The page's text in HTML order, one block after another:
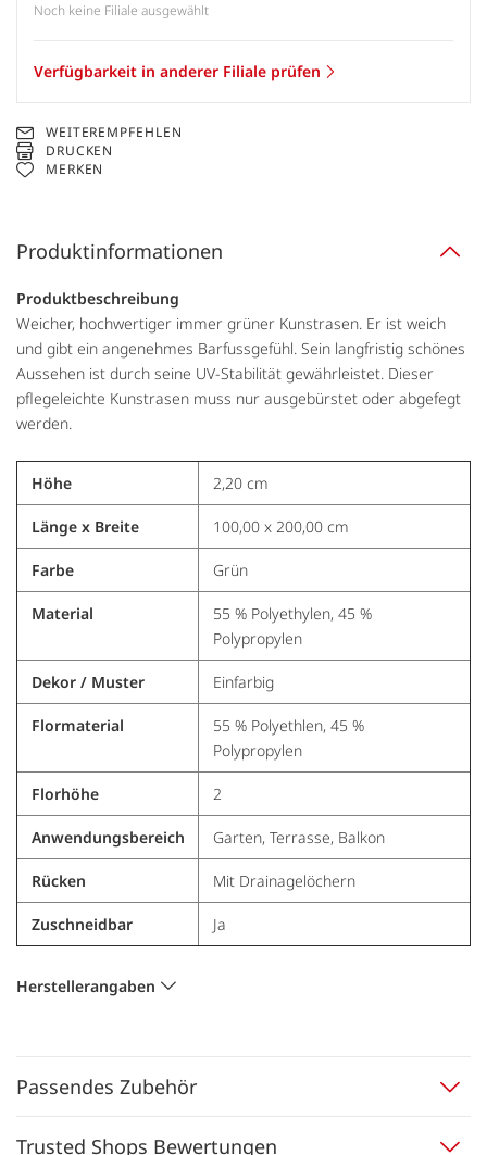
Noch keine Filiale ausgewählt
Verfügbarkeit in anderer Filiale prüfen
WEITEREMPFEHLEN
DRUCKEN
MERKEN
Produktinformationen
Produktbeschreibung
Weicher, hochwertiger immer grüner Kunstrasen. Er ist weich
und gibt ein angenehmes Barfussgefühl. Sein langfristig schönes
Aussehen ist durch seine UV-Stabilität gewährleistet. Dieser
pflegeleichte Kunstrasen muss nur ausgebürstet oder abgefegt
werden.
Höhe 2,20 cm
Länge x Breite 100,00 x 200,00 cm
Farbe Grün
Material
55 % Polyethylen, 45 %
Polypropylen
Dekor / Muster Einfarbig
Flormaterial
55 % Polyethlen, 45 %
Polypropylen
Florhöhe 2
Anwendungsbereich Garten, Terrasse, Balkon
Rücken Mit Drainagelöchern
Zuschneidbar Ja
Herstellerangaben
Passendes Zubehör
Trusted Shops Bewertungen